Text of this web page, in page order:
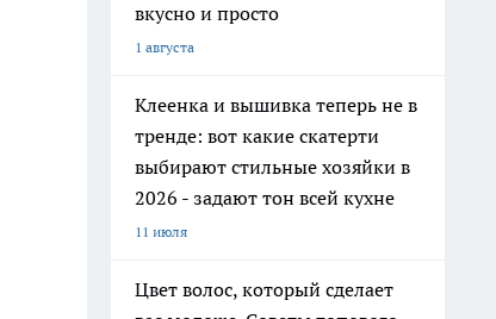
вкусно и просто
1 августа
Клеенка и вышивка теперь не в
тренде: вот какие скатерти
выбирают стильные хозяйки в
2026 - задают тон всей кухне
11 июля
Цвет волос, который сделает